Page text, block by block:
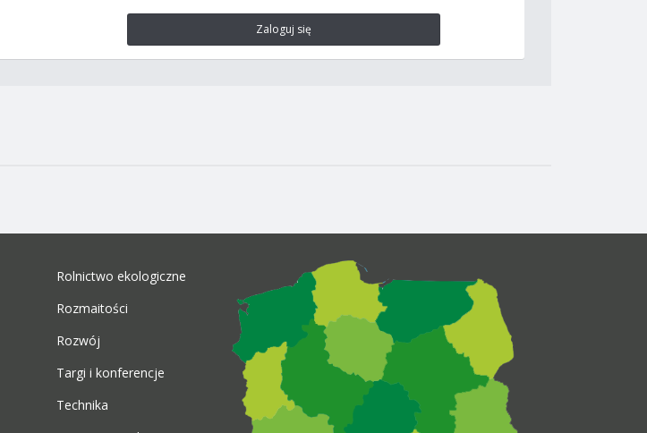
Zaloguj się
Rolnictwo ekologiczne
Rozmaitości
Rozwój
Targi i konferencje
Technika